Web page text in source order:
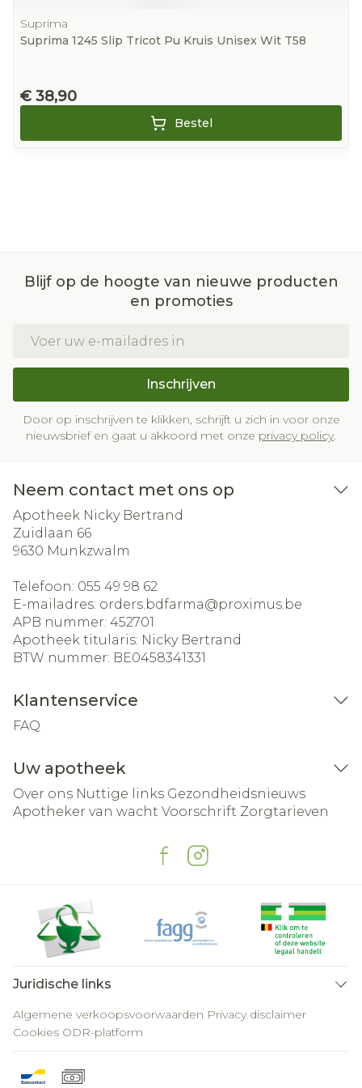
Suprima
Suprima 1245 Slip Tricot Pu Kruis Unisex Wit T58
€ 38,90
Bestel
Blijf op de hoogte van nieuwe producten
en promoties
Inschrijven
Door op inschrijven te klikken, schrijft u zich in voor onze
nieuwsbrief en gaat u akkoord met onze privacy policy.
Neem contact met ons op
Apotheek Nicky Bertrand
Zuidlaan 66
9630 Munkzwalm
Telefoon: 055 49 98 62
E-mailadres: orders.bdfarma@proximus.be
APB nummer: 452701
Apotheek titularis: Nicky Bertrand
BTW nummer: BE0458341331
Klantenservice
FAQ
Uw apotheek
Over ons Nuttige links Gezondheidsnieuws
Apotheker van wacht Voorschrift Zorgtarieven
Juridische links
Algemene verkoopsvoorwaarden Privacy disclaimer
Cookies ODR-platform